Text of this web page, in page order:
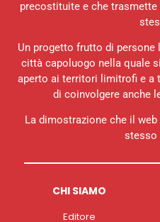
precostituite e che
Un progetto frutto di persone
città capoluogo nella quale
aperto ai territori limitrofi e a
di coinvolgere anche
La dimostrazione che il
stesso
CHI SIAMO
Editore